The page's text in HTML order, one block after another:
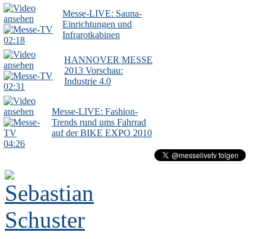
02:18
Messe-LIVE: Sauna-
Einrichtungen und
Infrarotkabinen
02:31
HANNOVER MESSE
2013 Vorschau:
Industrie 4.0
04:26
Messe-LIVE: Fashion-
Trends rund ums Fahrrad
auf der BIKE EXPO 2010